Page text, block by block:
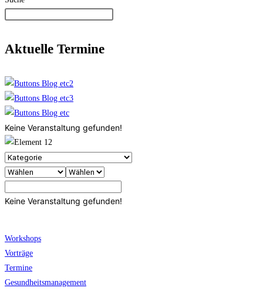
Aktuelle Termine
Keine Veranstaltung gefunden!
Keine Veranstaltung gefunden!
Workshops
Vorträge
Termine
Gesundheitsmanagement